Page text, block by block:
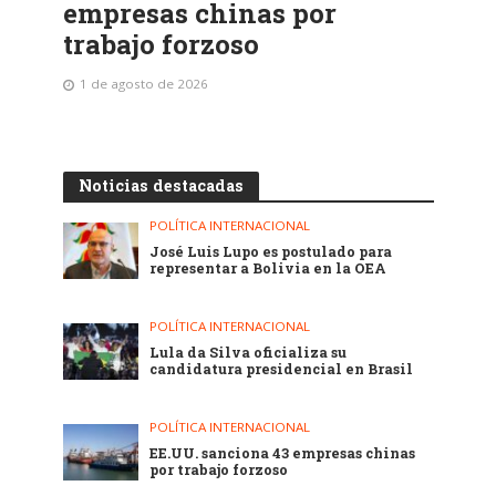
empresas chinas por
trabajo forzoso
1 de agosto de 2026
Noticias destacadas
POLÍTICA INTERNACIONAL
José Luis Lupo es postulado para
representar a Bolivia en la OEA
POLÍTICA INTERNACIONAL
Lula da Silva oficializa su
candidatura presidencial en Brasil
POLÍTICA INTERNACIONAL
EE.UU. sanciona 43 empresas chinas
por trabajo forzoso